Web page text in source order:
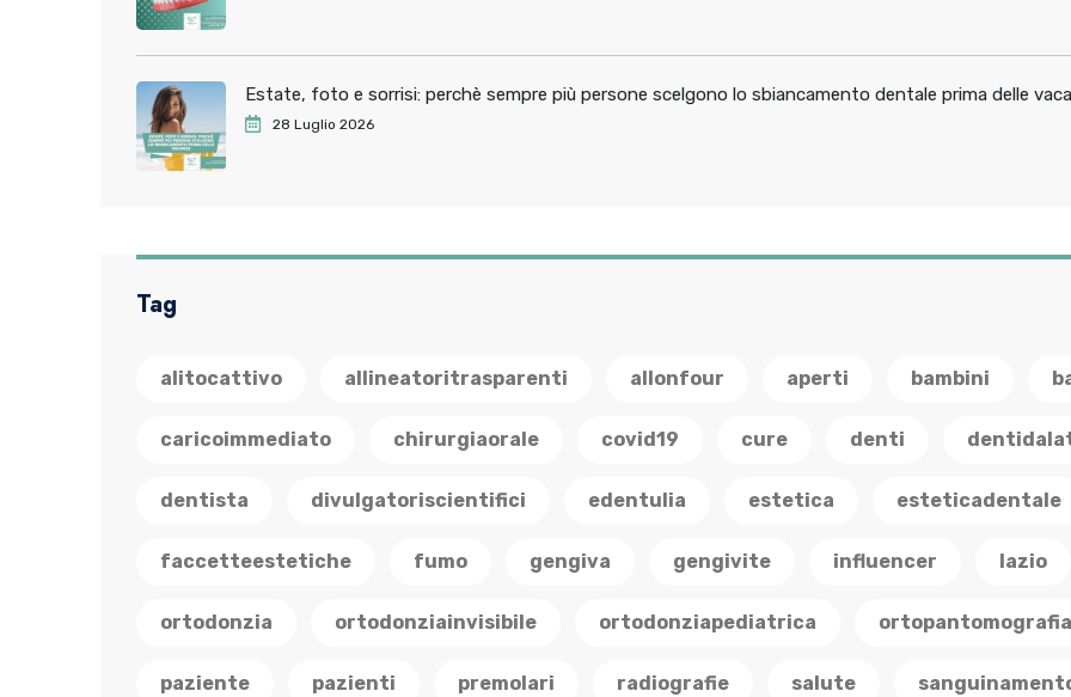
Estate, foto e sorrisi: perchè sempre più persone scelgono lo sbiancamento dentale prima delle
28 Luglio 2026
Tag
alitocattivo allineatoritrasparenti allonfour aperti bambini
caricoimmediato chirurgiaorale covid19 cure denti
dentista divulgatoriscientifici edentulia estetica esteticadentale
faccetteestetiche fumo gengiva gengivite influencer lazio
ortodonzia ortodonziainvisibile ortodonziapediatrica ortopantomografia
paziente pazienti premolari radiografie salute